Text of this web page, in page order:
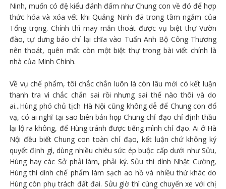
Ninh, muốn có đệ kiểu đánh đấm như Chung con về đó để hợp
thức hóa và xóa vết khi Quảng Ninh đã trong tầm ngắm của
Tổng trọng. Chính thì may mắn thoát được vụ biệt thự Vườn
đào, tự dưng báo chí lại chĩa vào Tuấn Anh Bộ Công Thương
nên thoát, quên mất còn một biệt thự trong bài viết chính là
nhà của Minh Chính.
Về vụ chế phẩm, tôi chắc chắn luôn là còn lâu mới có kết luận
thanh tra vì chắc chắn sai rồi nhưng sai thế nào thôi và do
ai...Hùng phó chủ tịch Hà Nội cũng không dễ để Chung con đổ
vạ, có ai nghĩ tại sao biên bản họp Chung chỉ đạo chỉ định thầu
lại lộ ra không, để Hùng tránh được tiếng mình chỉ đạo. Ai ở Hà
Nội đều biết Chung con toàn chỉ đạo, kết luận chứ không ký
quyết định gì, dùng nhiều chiêu sức ép buộc cấp dưới như Sửu,
Hùng hay các Sở phải làm, phải ký. Sửu thì dính Nhật Cường,
Hùng thì dính chế phẩm làm sạch ao hồ và nhiều thứ khác do
Hùng còn phụ trách đất đai. Sửu giờ thì cùng chuyến xe với chị